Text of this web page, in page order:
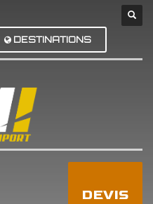
DESTINATIONS
DEVIS